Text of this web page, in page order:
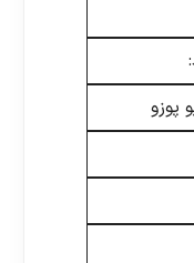
پوزو